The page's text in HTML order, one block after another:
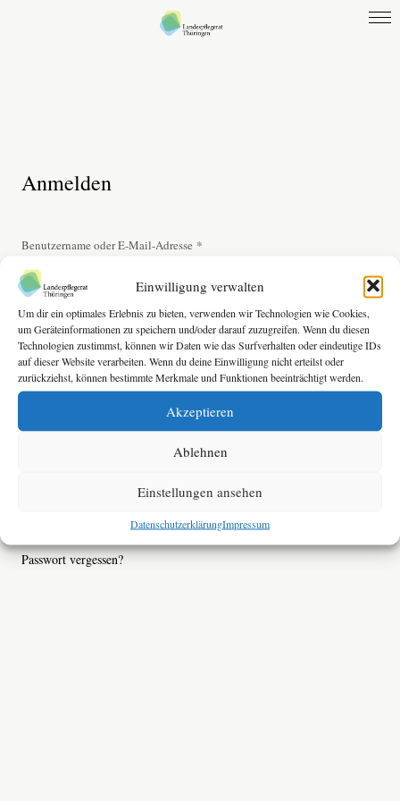
Einwilligung verwalten
Um dir ein optimales Erlebnis zu bieten, verwenden wir Technologien wie Cookies,
um Geräteinformationen zu speichern und/oder darauf zuzugreifen. Wenn du diesen
Technologien zustimmst, können wir Daten wie das Surfverhalten oder eindeutige IDs
auf dieser Website verarbeiten. Wenn du deine Einwilligung nicht erteilst oder
zurückziehst, können bestimmte Merkmale und Funktionen beeinträchtigt werden.
Akzeptieren
Ablehnen
Einstellungen ansehen
DatenschutzerklärungImpressum
Anmelden
Benutzername oder E-Mail-Adresse *
Passwort*Erforderlich
ANMELDEN
Passwort vergessen?